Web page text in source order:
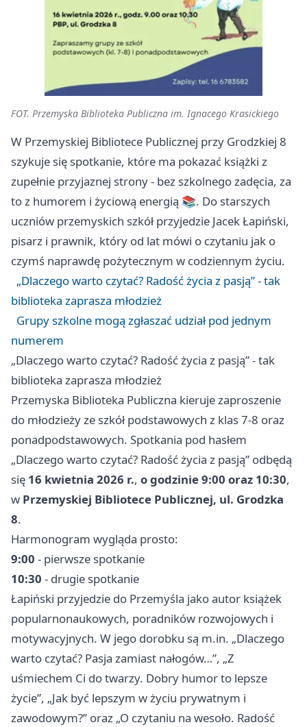
FOT. Przemyska Biblioteka Publiczna im. Ignacego Krasickiego
W Przemyskiej Bibliotece Publicznej przy Grodzkiej 8
szykuje się spotkanie, które ma pokazać książki z
zupełnie przyjaznej strony - bez szkolnego zadęcia, za
to z humorem i życiową energią 📚. Do starszych
uczniów przemyskich szkół przyjedzie Jacek Łapiński,
pisarz i prawnik, który od lat mówi o czytaniu jak o
czymś naprawdę pożytecznym w codziennym życiu.
„Dlaczego warto czytać? Radość życia z pasją” - tak
biblioteka zaprasza młodzież
Grupy szkolne mogą zgłaszać udział pod jednym
numerem
„Dlaczego warto czytać? Radość życia z pasją” - tak
biblioteka zaprasza młodzież
Przemyska Biblioteka Publiczna kieruje zaproszenie
do młodzieży ze szkół podstawowych z klas 7-8 oraz
ponadpodstawowych. Spotkania pod hasłem
„Dlaczego warto czytać? Radość życia z pasją” odbędą
się 16 kwietnia 2026 r., o godzinie 9:00 oraz 10:30,
w Przemyskiej Bibliotece Publicznej, ul. Grodzka
8.
Harmonogram wygląda prosto:
9:00 - pierwsze spotkanie
10:30 - drugie spotkanie
Łapiński przyjedzie do Przemyśla jako autor książek
popularnonaukowych, poradników rozwojowych i
motywacyjnych. W jego dorobku są m.in. „Dlaczego
warto czytać? Pasja zamiast nałogów…”, „Z
uśmiechem Ci do twarzy. Dobry humor to lepsze
życie”, „Jak być lepszym w życiu prywatnym i
zawodowym?” oraz „O czytaniu na wesoło. Radość